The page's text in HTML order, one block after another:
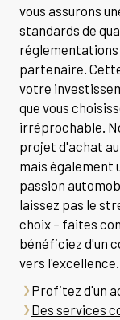
vous assurons
standards de
réglementations
partenaire.
votre
que vous
irréprochable.
projet d'achat
mais également
passion
laissez pas le
choix – faites
bénéficiez d'un
vers l'excellence.
Profitez d'un
Des services